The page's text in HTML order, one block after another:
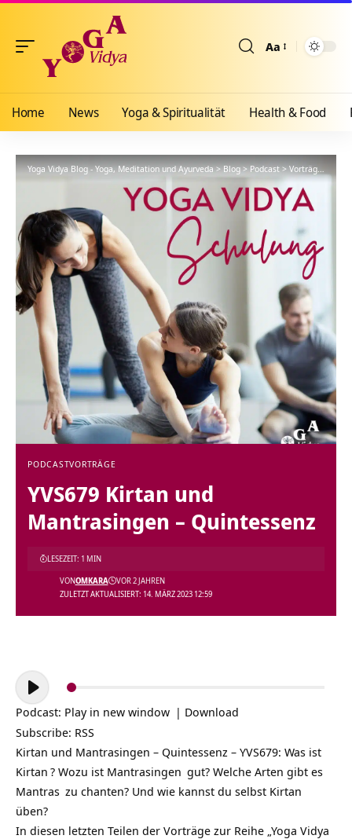
Aa
Home News Yoga & Spiritualität Health & Food
Yoga Vidya Blog - Yoga, Meditation und Ayurveda>Blog>Podcast>Vorträge >
PODCASTVORTRÄGE
YVS679 Kirtan und
Mantrasingen – Quintessenz
ZULETZT AKTUALISIERT: 14. MÄRZ 2023 12:59
VONOMKARA VOR 2 JAHREN
LESEZEIT: 1 MIN
Audio-
Player
Podcast: Play in new window | Download
Subscribe: RSS
Kirtan und Mantrasingen – Quintessenz – YVS679: Was ist
Kirtan ? Wozu ist Mantrasingen gut? Welche Arten gibt es
Mantras zu chanten? Und wie kannst du selbst Kirtan
üben?
In diesen letzten Teilen der Vorträge zur Reihe „Yoga Vidya